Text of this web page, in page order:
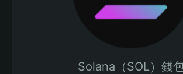
Solana（SOL）錢